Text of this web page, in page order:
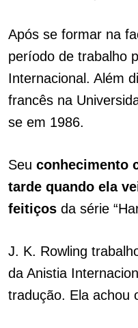
Após se formar na
período de trabalho
Internacional. Além
francês na
se em 1986.
Seu conhecimento
tarde quando ela
feitiços da série
J. K. Rowling
da Anistia
tradução. Ela achou